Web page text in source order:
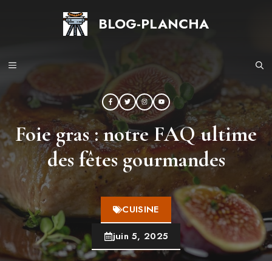
BLOG-PLANCHA
MENU
Foie gras : notre FAQ ultime
des fêtes gourmandes
CUISINE
juin 5, 2025